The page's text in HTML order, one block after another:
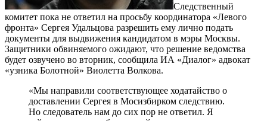
Следственный
комитет пока не ответил на просьбу координатора «Левого
фронта» Сергея Удальцова разрешить ему лично подать
документы для выдвижения кандидатом в мэры Москвы.
Защитники обвиняемого ожидают, что решение ведомства
будет озвучено во вторник, сообщила ИА «Диалог» адвокат
«узника Болотной» Виолетта Волкова.
«Мы направили соответствующее ходатайство о
доставлении Сергея в Мосизбирком следствию.
Но следователь нам до сих пор не ответил. Я